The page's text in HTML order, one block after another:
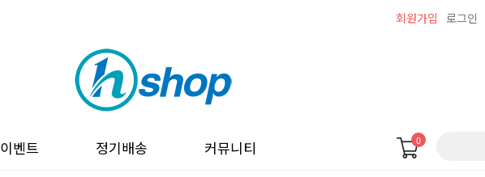
회원가입 로그인
이벤트 정기배송 커뮤니티 0